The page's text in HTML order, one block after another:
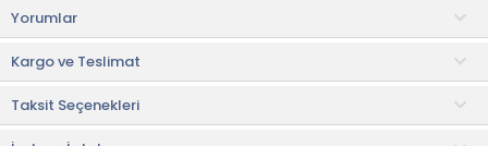
ömürlü ve güvenilir bir performans sunar.
Orta kısmındaki çubuk, kâğıt havlunun kolayca takılıp
çıkarılmasına olanak tanırken, düzgün bir şekilde sarılmasını da
sağlar.
Yorumlar
Kargo ve Teslimat
Taksit Seçenekleri